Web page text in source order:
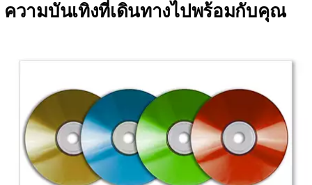
ความบันเทิงที่เดินทางไปพร้อมกับคุณ